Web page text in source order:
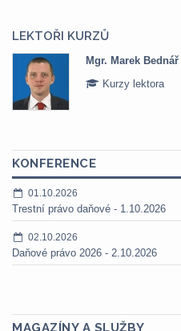
LEKTOŘI KURZŮ
Mgr. Marek Bednář
Kurzy lektora
KONFERENCE
01.10.2026
Trestní právo daňové - 1.10.2026
02.10.2026
Daňové právo 2026 - 2.10.2026
MAGAZÍNY A SLUŽBY